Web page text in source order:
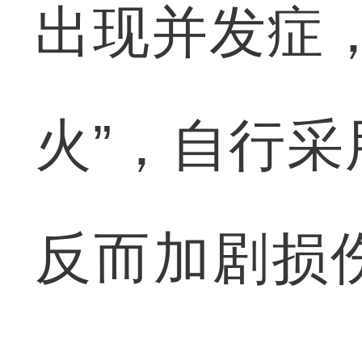
出现并发症
火”，自行
反而加剧损